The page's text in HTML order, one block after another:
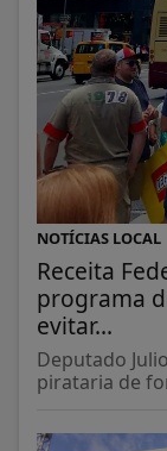
NOTÍCIAS LOCAL
Receita
programa
evitar...
Deputado
pirataria de